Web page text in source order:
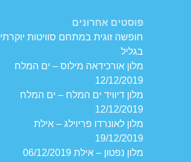
פוסטים אחרונים
חופשה זוגית במתחם סוויטות יוקרתי
בגליל
מלון אורכידאה מילוס – ים המלח
12/12/2019
מלון דיוויד ים המלח – ים המלח
12/12/2019
מלון לאונרדו פריוילג – אילת
19/12/2019
מלון נפטון – אילת 06/12/2019